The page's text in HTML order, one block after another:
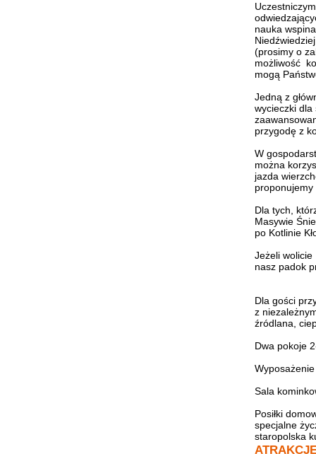
nauka
(prosimy o
możliwość
mogą
Jedną z
wycieczki dla
przygodę z
W
można
jazda
proponujemy
Dla tych,
Masywie
po Kotlinie
Jeżeli wolicie
nasz padok
Dla gości
z
źródlana,
Dwa pokoje
Sala
Posiłki
specjalne
staropolska